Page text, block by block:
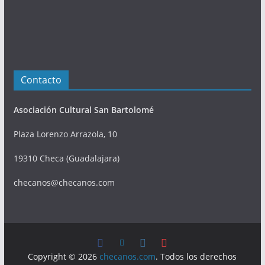
Contacto
Asociación Cultural San Bartolomé
Plaza Lorenzo Arrazola, 10
19310 Checa (Guadalajara)
checanos@checanos.com
Copyright © 2026 checanos.com. Todos los derechos